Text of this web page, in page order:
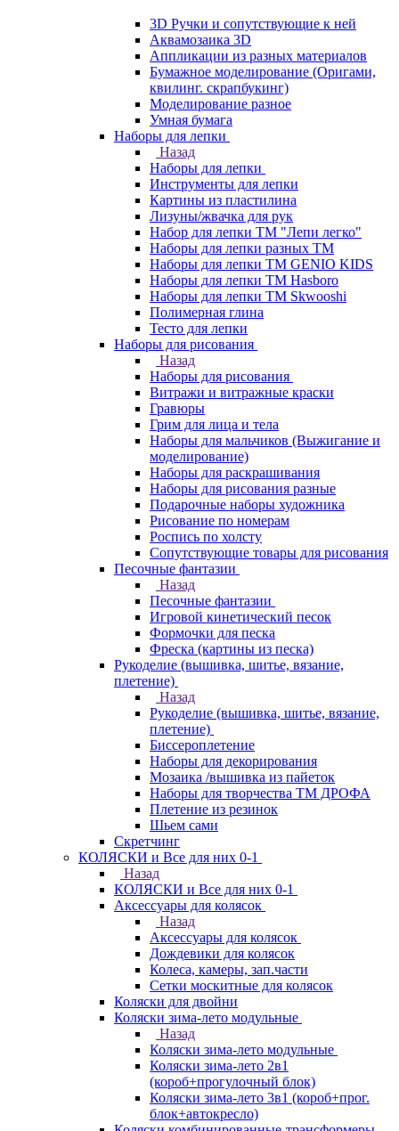
3D Ручки и сопутствующие к ней
Аквамозаика 3D
Аппликации из разных материалов
Бумажное моделирование (Оригами,
квилинг. скрапбукинг)
Моделирование разное
Умная бумага
Наборы для лепки
Назад
Наборы для лепки
Инструменты для лепки
Картины из пластилина
Лизуны/жвачка для рук
Набор для лепки ТМ "Лепи легко"
Наборы для лепки разных ТМ
Наборы для лепки ТМ GENIO KIDS
Наборы для лепки ТМ Hasboro
Наборы для лепки ТМ Skwooshi
Полимерная глина
Тесто для лепки
Наборы для рисования
Назад
Наборы для рисования
Витражи и витражные краски
Гравюры
Грим для лица и тела
Наборы для мальчиков (Выжигание и
моделирование)
Наборы для раскрашивания
Наборы для рисования разные
Подарочные наборы художника
Рисование по номерам
Роспись по холсту
Сопутствующие товары для рисования
Песочные фантазии
Назад
Песочные фантазии
Игровой кинетический песок
Формочки для песка
Фреска (картины из песка)
Рукоделие (вышивка, шитье, вязание,
плетение)
Назад
Рукоделие (вышивка, шитье, вязание,
плетение)
Биссероплетение
Наборы для декорирования
Мозаика /вышивка из пайеток
Наборы для творчества ТМ ДРОФА
Плетение из резинок
Шьем сами
Скретчинг
КОЛЯСКИ и Все для них 0-1
Назад
КОЛЯСКИ и Все для них 0-1
Аксессуары для колясок
Назад
Аксессуары для колясок
Дождевики для колясок
Колеса, камеры, зап.части
Сетки москитные для колясок
Коляски для двойни
Коляски зима-лето модульные
Назад
Коляски зима-лето модульные
Коляски зима-лето 2в1
(короб+прогулочный блок)
Коляски зима-лето 3в1 (короб+прог.
блок+автокресло)